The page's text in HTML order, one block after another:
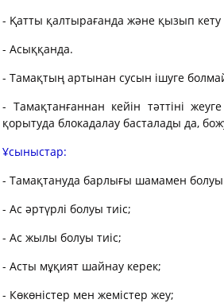
- Қатты қалтырағанда және қызып
- Асыққанда.
- Тамақтың артынан сусын ішуге
- Тамақтанғаннан кейін тәттіні
қорытуда блокадалау басталады да,
Ұсыныстар:
- Тамақтануда барлығы шамамен болуы
- Ас әртүрлі болуы тиіс;
- Ас жылы болуы тиіс;
- Асты мұқият шайнау керек;
- Көкөністер мен жемістер жеу;